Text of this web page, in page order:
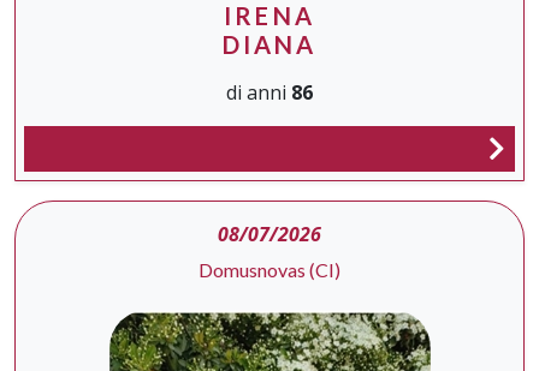
IRENA
DIANA
di anni 86
08/07/2026
Domusnovas (CI)